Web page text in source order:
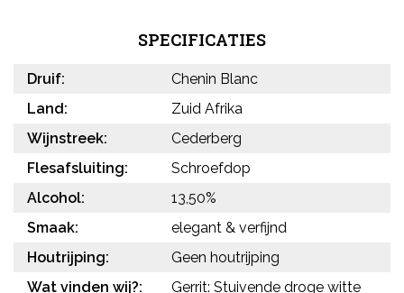
SPECIFICATIES
Druif:
Chenin Blanc
Land:
Zuid Afrika
Wijnstreek:
Cederberg
Flesafsluiting:
Schroefdop
Alcohol:
13,50%
Smaak:
elegant & verfijnd
Houtrijping:
Geen houtrijping
Wat vinden wij?:
Gerrit: Stuivende droge witte